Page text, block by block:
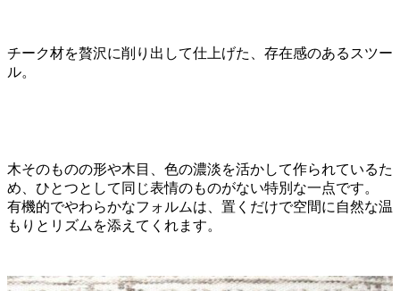
チーク材を贅沢に削り出して仕上げた、存在感のあるスツー
ル。
木そのものの形や木目、色の濃淡を活かして作られているた
め、ひとつとして同じ表情のものがない特別な一点です。
有機的でやわらかなフォルムは、置くだけで空間に自然な温
もりとリズムを添えてくれます。